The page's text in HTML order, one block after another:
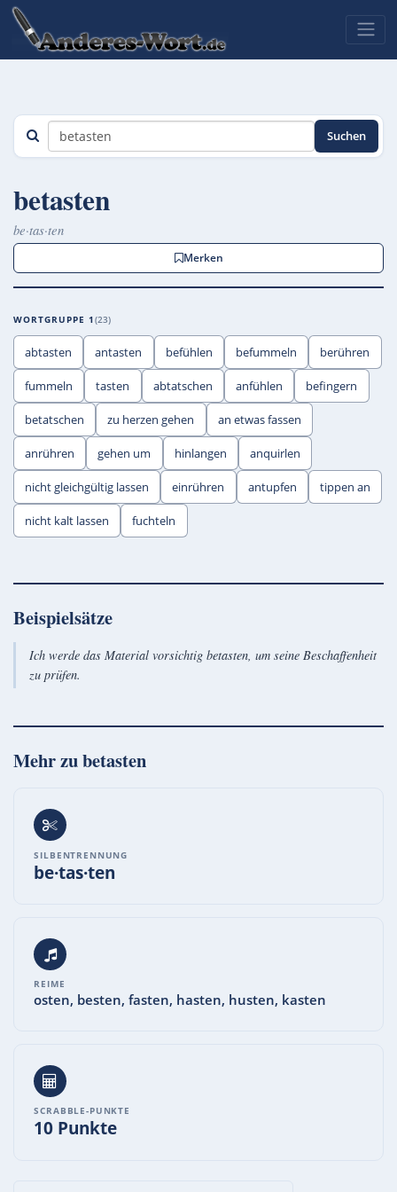
Suchen
betasten
be·tas·ten
Merken
WORTGRUPPE 1 23
abtasten antasten befühlen befummeln berühren
fummeln tasten abtatschen anfühlen befingern
betatschen zu herzen gehen an etwas fassen
anrühren gehen um hinlangen anquirlen
nicht gleichgültig lassen einrühren antupfen tippen an
nicht kalt lassen fuchteln
Beispielsätze
Ich werde das Material vorsichtig betasten, um seine Beschaffenheit
zu prüfen.
Mehr zubetasten
SILBENTRENNUNG
be·tas·ten
REIME
osten, besten, fasten, hasten, husten, kasten
SCRABBLE-PUNKTE
10 Punkte